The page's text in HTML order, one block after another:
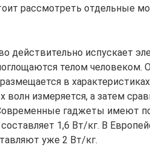
рассмотреть отдельные
действительно испускает
телом человеком.
в
измеряется, а затем
гаджеты имеют
1,6 Вт/кг. В
уже 2 Вт/кг.